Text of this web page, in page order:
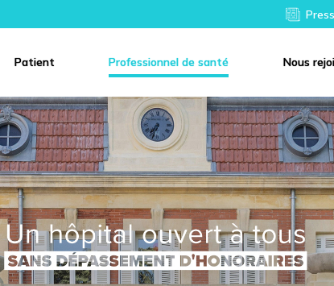
Patient Professionnel de santé Nous